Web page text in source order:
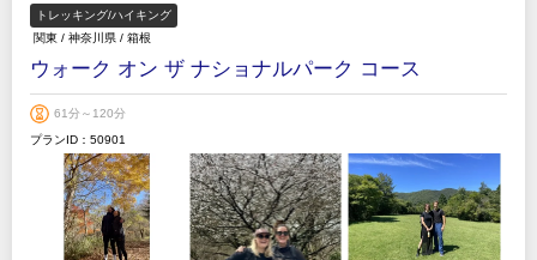
トレッキング/ハイキング
関東 / 神奈川県 / 箱根
ウォーク オン ザ ナショナルパーク コース
61分～120分
プランID：50901